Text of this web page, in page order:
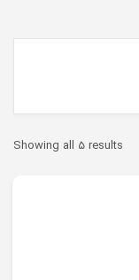
Showing all 5 results